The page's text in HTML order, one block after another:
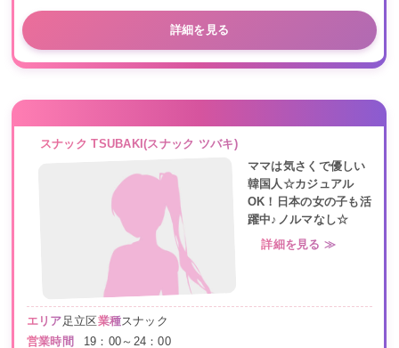
詳細を見る
スナック TSUBAKI(スナック ツバキ)
ママは気さくで優しい
韓国人☆カジュアル
OK！日本の女の子も活
躍中♪ノルマなし☆
詳細を見る ≫
エリア 足立区業種スナック
営業時間
19：00～24：00